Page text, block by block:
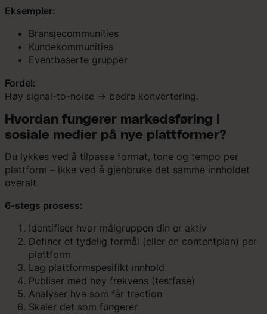
Eksempler:
Bransjecommunities
Kundekommunities
Eventbaserte grupper
Fordel:
Høy signal-to-noise → bedre konvertering.
Hvordan fungerer markedsføring i
sosiale medier på nye plattformer?
Du lykkes ved å tilpasse format, tone og tempo per
plattform – ikke ved å gjenbruke det samme innholdet
overalt.
6-stegs prosess:
Identifiser hvor målgruppen din er aktiv
Definer et tydelig formål (eller en contentplan) per
plattform
Lag plattformspesifikt innhold
Publiser med høy frekvens (testfase)
Analyser hva som får traction
Skaler det som fungerer